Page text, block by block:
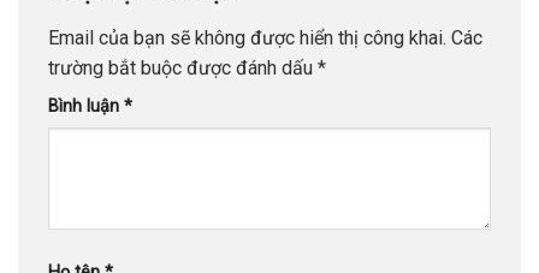
Email của bạn sẽ không được hiển thị công khai. Các
trường bắt buộc được đánh dấu *
Bình luận *